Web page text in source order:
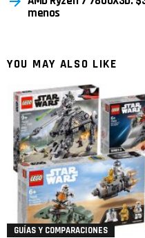
menos
YOU MAY ALSO LIKE
GUÍAS Y COMPARACIONES